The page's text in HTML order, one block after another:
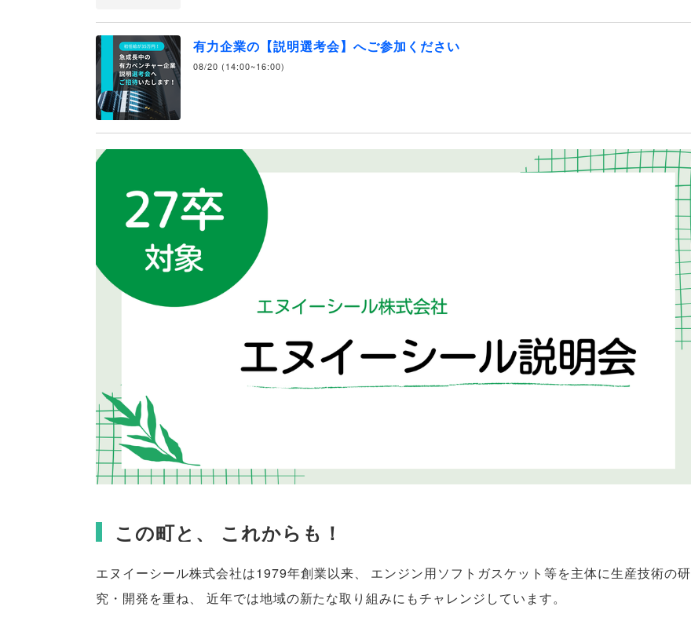
有力企業の【説明選考会】へご参加ください
08/20 (14:00~16:00)
この町と 、 これからも！
エヌイーシール株式会社は1979年創業以来、
エンジン用ソフトガスケット等を主体に生産技術の研
究・開発を重ね、 近年では地域の新たな取り組みにもチャレンジしています。